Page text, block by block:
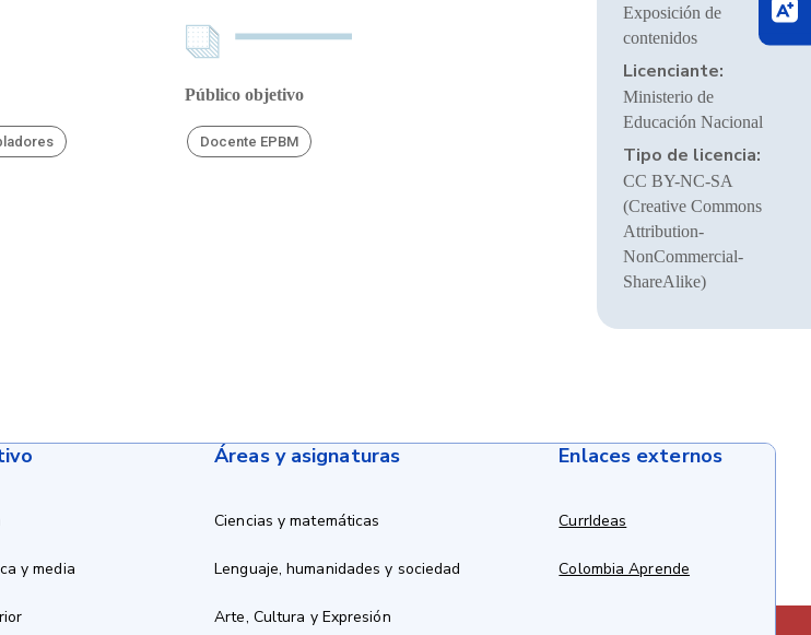
Público objetivo
Docente EPBM
Exposición de
contenidos
Licenciante:
Ministerio de
Educación Nacional
Tipo de licencia:
CC BY-NC-SA
(Creative Commons
Attribution-
NonCommercial-
ShareAlike)
y media
Áreas y asignaturas
Ciencias y matemáticas
Lenguaje, humanidades y sociedad
Arte, Cultura y Expresión
Enlaces externos
CurrIdeas
Colombia Aprende